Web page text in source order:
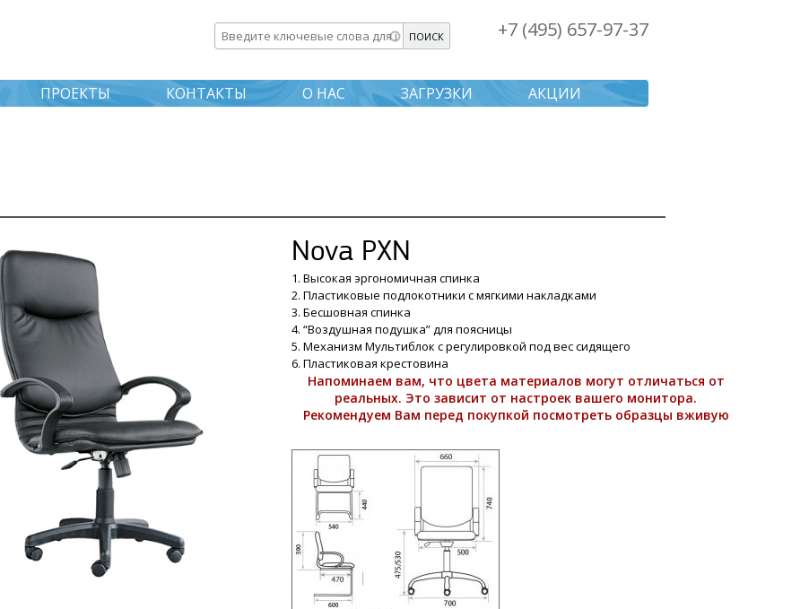
основному
содержанию
Введите ключевые слова для поиска +7 (495) 657-97-37
ПРОЕКТЫ КОНТАКТЫ О НАС ЗАГРУЗКИ АКЦИИ
Nova PXN
1. Высокая эргономичная спинка
2. Пластиковые подлокотники с мягкими накладками
3. Бесшовная спинка
4. “Воздушная подушка” для поясницы
5. Механизм Мультиблок с регулировкой под вес сидящего
6. Пластиковая крестовина
Напоминаем вам, что цвета материалов могут отличаться от
реальных. Это зависит от настроек вашего монитора.
Рекомендуем Вам перед покупкой посмотреть образцы вживую